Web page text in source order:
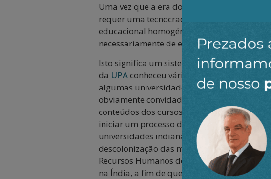
Uma vez que a era do neoliberalismo
requer uma tecnocracia globalizada (ou
educacional homogéneo a nível
necessariamente de emanar da metrópole.
Isto significa um sistema educativo não
da UPAconheceu várias universidades
algumas universidades indianas que
obviamente convidadas ao abrigo deste
conteúdos dos cursos preparados na
iniciar um processo de uniformização dos
universidades indianas e as universidades
descolonização das mentes nas
Recursos Humanos declarou abertamente
na Índia, a fim de que os estudantes